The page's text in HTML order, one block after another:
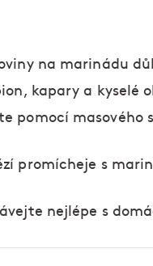
na marinádu
kapary a kyselé
pomocí masového
promícheje s
nejlépe s